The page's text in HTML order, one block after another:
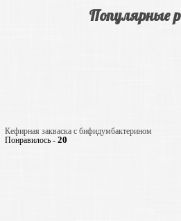
Популярные
Кефирная закваска с бифидумбактерином
Понравилось - 20